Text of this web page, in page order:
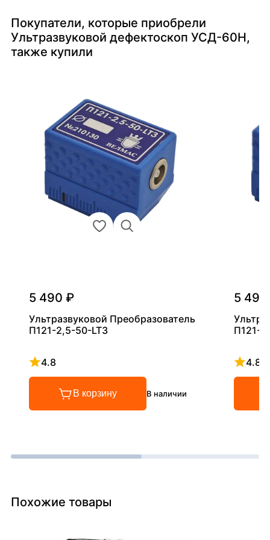
Покупатели, которые приобрели
Ультразвуковой дефектоскоп УСД-60Н,
также купили
5 490 ₽
Ультразвуковой Преобразователь
П121-2,5-50-LT3
4.8
Рейтинг 4.8 из 5
В корзину В наличии
5
П121-
4.8
Похожие товары